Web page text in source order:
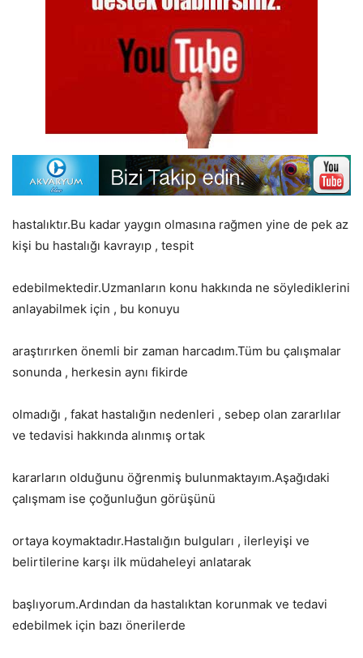
hastalıktır.Bu kadar yaygın olmasına rağmen yine de pek az
kişi bu hastalığı kavrayıp , tespit
edebilmektedir.Uzmanların konu hakkında ne söylediklerini
anlayabilmek için , bu konuyu
araştırırken önemli bir zaman harcadım.Tüm bu çalışmalar
sonunda , herkesin aynı fikirde
olmadığı , fakat hastalığın nedenleri , sebep olan zararlılar
ve tedavisi hakkında alınmış ortak
kararların olduğunu öğrenmiş bulunmaktayım.Aşağıdaki
çalışmam ise çoğunluğun görüşünü
ortaya koymaktadır.Hastalığın bulguları , ilerleyişi ve
belirtilerine karşı ilk müdaheleyi anlatarak
başlıyorum.Ardından da hastalıktan korunmak ve tedavi
edebilmek için bazı önerilerde